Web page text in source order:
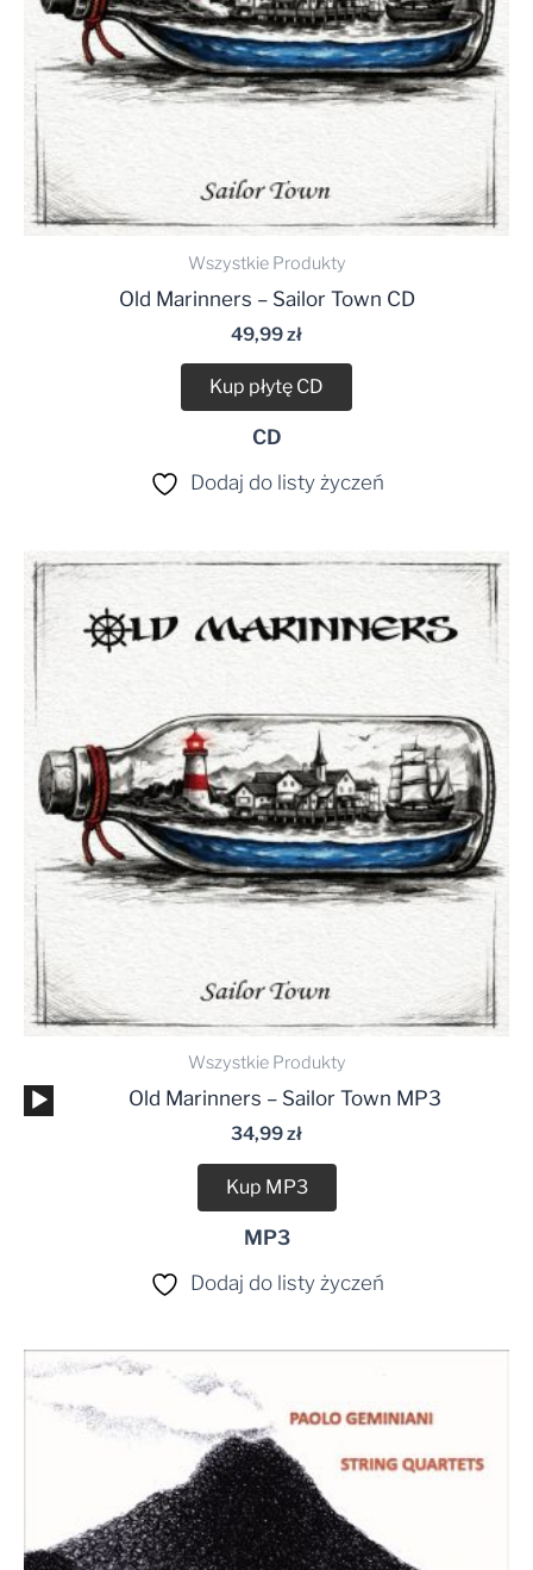
Wszystkie Produkty
Old Marinners – Sailor Town CD
49,99zł
Kup płytę CD
CD
Dodaj do listy życzeń
Wszystkie Produkty
Odtwarzacz
plików
Old Marinners – Sailor Town MP3
34,99zł
Kup MP3
MP3
Dodaj do listy życzeń